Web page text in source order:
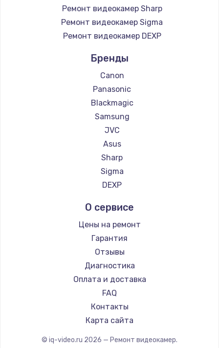
Замена шнура
600 руб.
480 руб.
Заказать
Замена кнопки
450 руб.
Заказать
Настройка
600 руб.
Заказать
Очень тихо играет
700 руб.
Не заряжается
800 руб.
Заказать
Замена кнопок
Ремонт видеокамер Sharp
Ремонт видеокамер Sigma
Ремонт видеокамер DEXP
Бренды
Canon
Panasonic
Blackmagic
Samsung
JVC
Asus
Sharp
Sigma
DEXP
О сервисе
Цены на ремонт
Гарантия
Отзывы
Диагностика
Оплата и доставка
FAQ
Контакты
Карта сайта
© iq-video.ru 2026 — Ремонт видеокамер.